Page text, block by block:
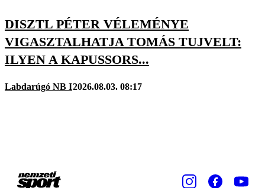
DISZTL PÉTER VÉLEMÉNYE
VIGASZTALHATJA TOMÁS TUJVELT:
ILYEN A KAPUSSORS...
Labdarúgó NB I2026.08.03. 08:17